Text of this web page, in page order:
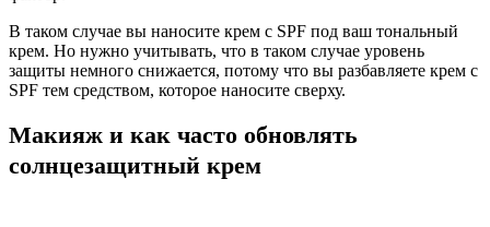
В таком случае вы наносите крем с SPF под ваш тональный
крем. Но нужно учитывать, что в таком случае уровень
защиты немного снижается, потому что вы разбавляете крем с
SPF тем средством, которое наносите сверху.
Макияж и как часто обновлять
солнцезащитный крем